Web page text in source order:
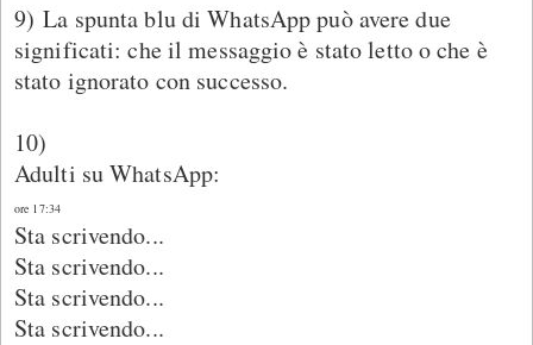
9) La spunta blu di WhatsApp può avere due
significati: che il messaggio è stato letto o che è
stato ignorato con successo.
10)
Adulti su WhatsApp:
ore 17:34
Sta scrivendo...
Sta scrivendo...
Sta scrivendo...
Sta scrivendo...